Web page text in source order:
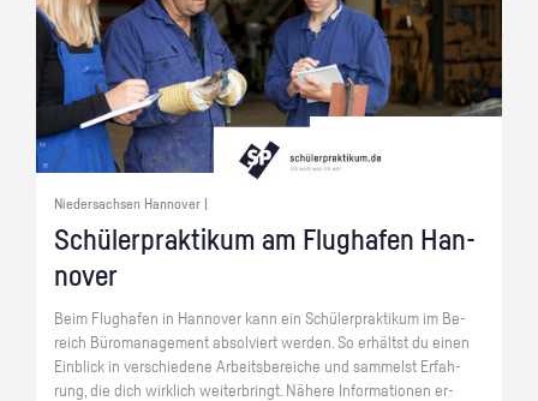
Niedersachsen Hannover |
Schü­ler­prak­ti­kum am Flug­ha­fen Han­
no­ver
Beim Flug­ha­fen in Han­no­ver kann ein Schü­ler­prak­ti­kum im Be­
reich Bü­ro­ma­nage­ment ab­sol­viert wer­den. So er­hältst du einen
Ein­blick in ver­schie­de­ne Ar­beits­be­rei­che und sam­melst Er­fah­
rung, die dich wirk­lich wei­ter­bringt. Nä­he­re In­for­ma­tio­nen er­